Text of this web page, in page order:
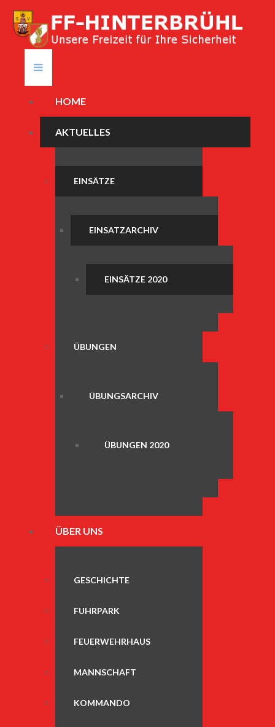
HOME
AKTUELLES
EINSÄTZE
EINSATZARCHIV
EINSÄTZE 2020
ÜBUNGEN
ÜBUNGSARCHIV
ÜBUNGEN 2020
ÜBER UNS
GESCHICHTE
FUHRPARK
FEUERWEHRHAUS
MANNSCHAFT
KOMMANDO